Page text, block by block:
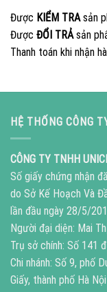
Được KIỂM TRAsản
Được ĐỔI TRẢsản
Thanh toán khi nhận
HỆ THỐNG CÔNG
CÔNG TY TNHH
Số giấy chứng nhận
do Sở Kế Hoạch Và
lần đầu ngày 28/5/
Người đại diện: Mai
Trụ sở chính: Số 141
Chi nhánh: Số 9, phố
Giấy, thành phố Hà Nội